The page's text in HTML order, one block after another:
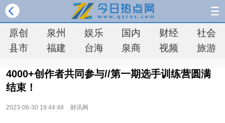
原创 泉州 娱乐 国内 财经
社会
县市
福建 台海 泉商 视频 旅游
4000+创作者共同参与//第一期选手训练营圆满
结束！
2023-06-30 19:44:48 财讯网